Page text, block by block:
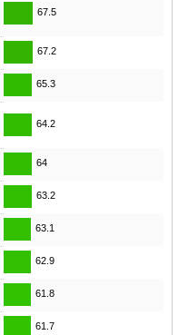
67.5
67.2
65.3
64.2
64
63.2
63.1
62.9
61.8
61.7